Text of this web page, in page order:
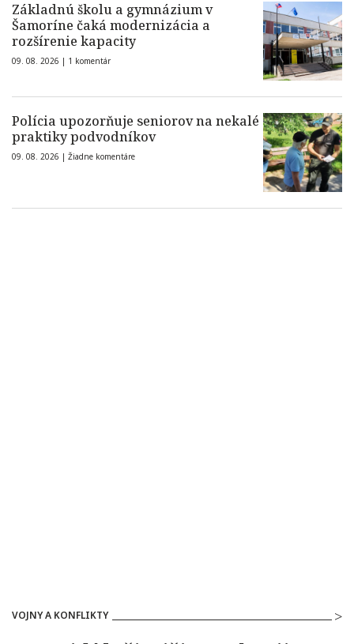
Základnú školu a gymnázium v
Šamoríne čaká modernizácia a
rozšírenie kapacity
09. 08. 2026 | 1 komentár
Polícia upozorňuje seniorov na nekalé
praktiky podvodníkov
09. 08. 2026 | Žiadne komentáre
VOJNY A KONFLIKTY